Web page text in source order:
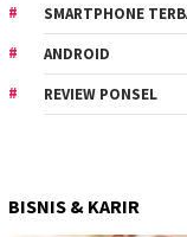
SMARTPHONE
ANDROID
REVIEW PONSEL
BISNIS & KARIR